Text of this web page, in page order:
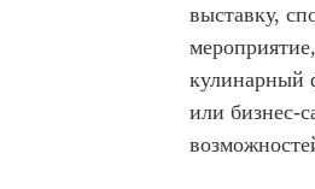
выставку,
кулинарный
или бизнес-